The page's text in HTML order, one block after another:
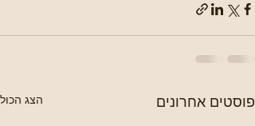
פוסטים אחרונים הצג הכול